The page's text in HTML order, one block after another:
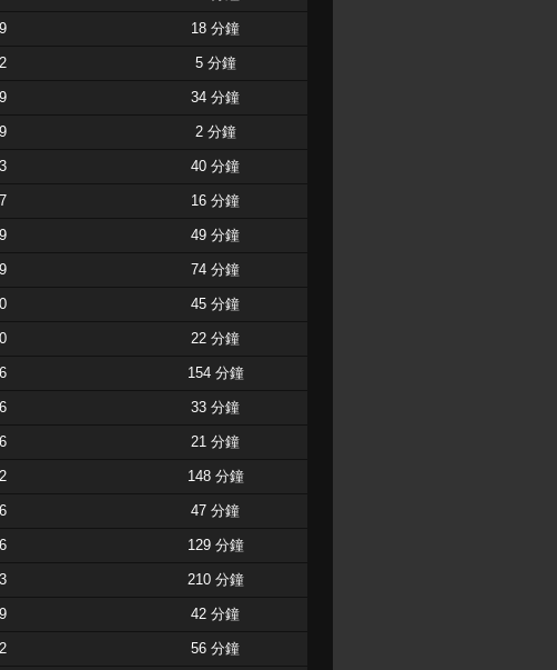
18 分鐘
5 分鐘
34 分鐘
2 分鐘
40 分鐘
16 分鐘
49 分鐘
74 分鐘
45 分鐘
22 分鐘
154 分鐘
33 分鐘
21 分鐘
148 分鐘
47 分鐘
129 分鐘
210 分鐘
42 分鐘
56 分鐘